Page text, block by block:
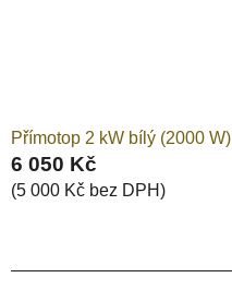
Přímotop 2 kW bílý (2000
6 050 Kč
(5 000 Kč bez DPH)